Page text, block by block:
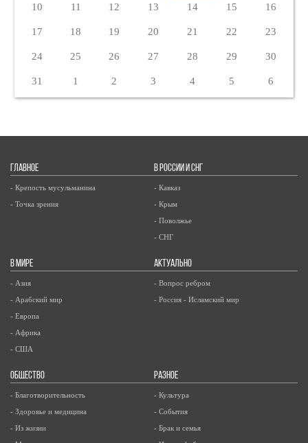
10 11 12 13 14 15 16
17 18 19 20 21 22 23
24 25 26 27 28 29 30
31 1 2 3 4 5 6
ГЛАВНОЕ
- Крепость мусульманина
- Точка зрения
В РОССИИ И СНГ
- Кавказ
- Крым
- Поволжье
- СНГ
В МИРЕ
- Азия
- Арабский мир
- Европа
- Африка
- США
АКТУАЛЬНО
- Вопрос ребром
- Россия - Исламский мир
ОБЩЕСТВО
- Благотворительность
- Здоровье и медицина
- Из жизни
РАЗНОЕ
- Культура
- События
- Брак и семья